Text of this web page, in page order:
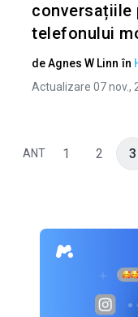
conversațiile
telefonului
deAgnes W Linn în
Actualizare 07 nov.,
ANT 1 2 3